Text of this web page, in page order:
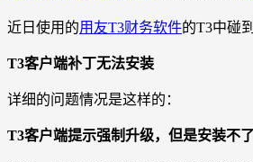
近日使用的用友T3财务软件的T3中碰
T3客户端补丁无法安装
详细的问题情况是这样的：
T3客户端提示强制升级，但是安装不了